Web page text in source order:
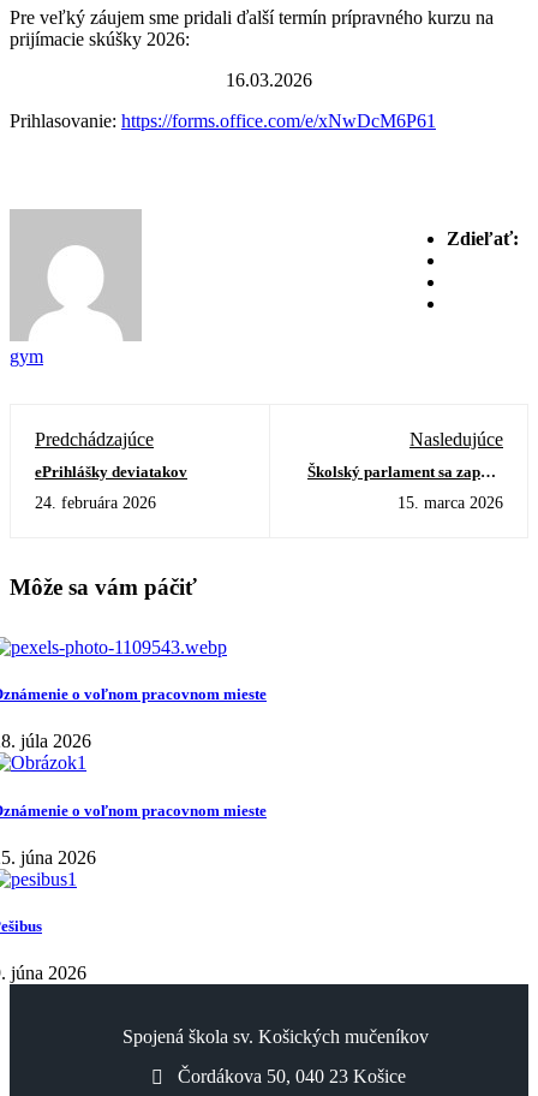
Pre veľký záujem sme pridali ďalší termín prípravného kurzu na
prijímacie skúšky 2026:
16.03.2026
Prihlasovanie: https://forms.office.com/e/xNwDcM6P61
Zdieľať:
gym
Predchádzajúce
ePrihlášky deviatakov
24. februára 2026
Nasledujúce
Školský parlament sa zapojil
parlament východného
15. marca 2026
Môže sa vám páčiť
o voľnom pracovnom mieste
júla 2026
o voľnom pracovnom mieste
júna 2026
júna 2026
Spojená škola sv. Košických mučeníkov
Čordákova 50, 040 23 Košice